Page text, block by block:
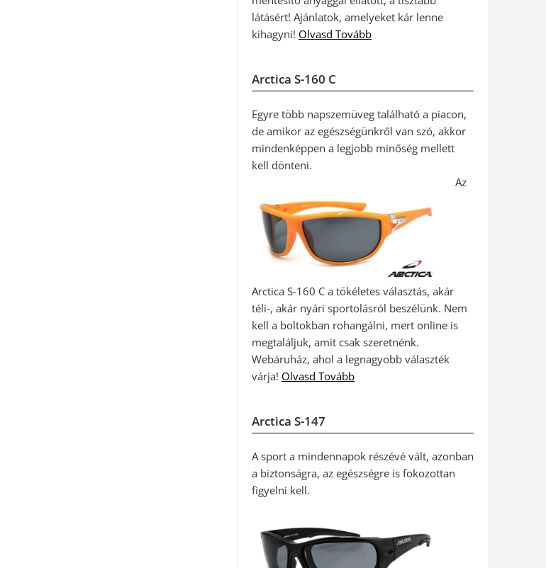
látásért! Ajánlatok, amelyeket kár lenne
kihagyni! Olvasd Tovább
Arctica S-160 C
Egyre több napszemüveg található a piacon,
de amikor az egészségünkről van szó, akkor
mindenképpen a legjobb minőség mellett
kell dönteni.
Az
Arctica S-160 C a tökéletes választás, akár
téli-, akár nyári sportolásról beszélünk. Nem
kell a boltokban rohangálni, mert online is
megtaláljuk, amit csak szeretnénk.
Webáruház, ahol a legnagyobb választék
várja! Olvasd Tovább
Arctica S-147
A sport a mindennapok részévé vált, azonban
a biztonságra, az egészségre is fokozottan
figyelni kell.